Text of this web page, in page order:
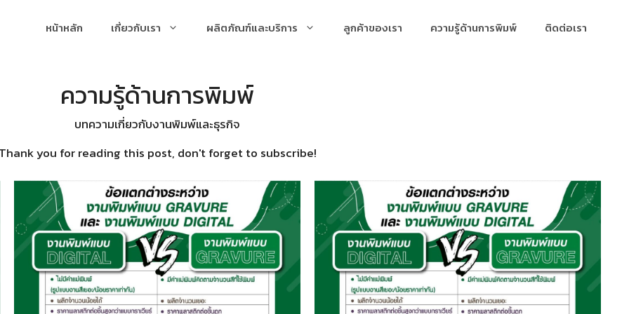
หน้าหลัก เกี่ยวกับเรา ผลิตภัณฑ์และบริการ ลูกค้าของเรา ความรู้ด้านการพิมพ์ ติดต่อเรา
ความรู้ด้านการพิมพ์
บทความเกี่ยวกับงานพิมพ์และธุรกิจ
Thank you for reading this post, don't forget to subscribe!